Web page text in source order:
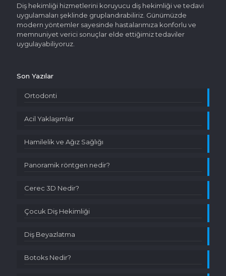
Diş hekimliği hizmetlerini koruyucu diş hekimliği ve tedavi
uygulamaları şeklinde gruplandırabiliriz. Günümüzde
modern yöntemler sayesinde hastalarımıza konforlu ve
memnuniyet verici sonuçlar elde ettiğimiz tedaviler
uygulayabiliyoruz.
Son Yazılar
Ortodonti
Acil Yaklaşımlar
Hamilelik ve Ağız Sağlığı
Panoramik röntgen nedir?
Cerec 3D Nedir?
Çocuk Diş Hekimliği
Diş Beyazlatma
Botoks Nedir?